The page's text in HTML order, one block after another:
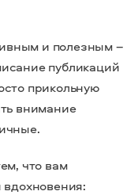
и полезным –
публикаций
прикольную
внимание
что вам
вдохновения: